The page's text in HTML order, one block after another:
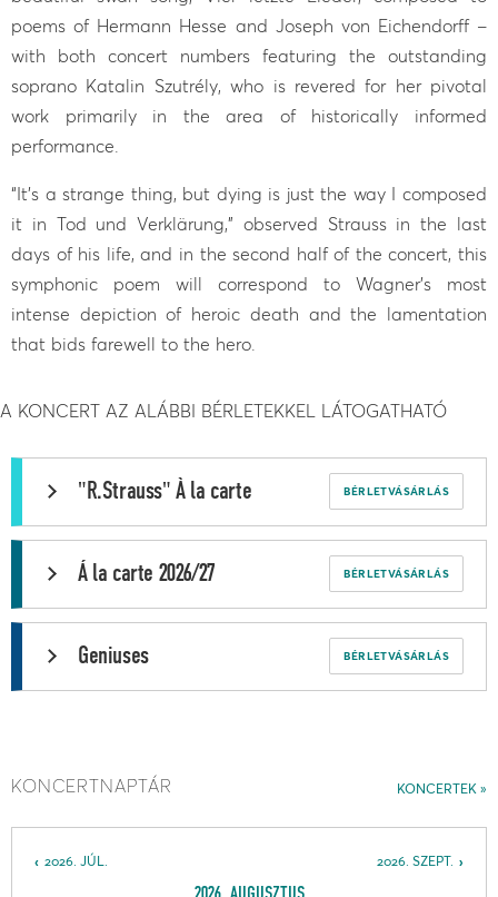
poems of Hermann Hesse and Joseph von Eichendorff –
with both concert numbers featuring the outstanding
soprano Katalin Szutrély, who is revered for her pivotal
work primarily in the area of historically informed
performance.
“It’s a strange thing, but dying is just the way I composed
it in Tod und Verklärung,” observed Strauss in the last
days of his life, and in the second half of the concert, this
symphonic poem will correspond to Wagner’s most
intense depiction of heroic death and the lamentation
that bids farewell to the hero.
A KONCERT AZ ALÁBBI BÉRLETEKKEL LÁTOGATHATÓ
BÉRLETVÁSÁRLÁS
"R.Strauss" À la carte
BÉRLETVÁSÁRLÁS
Á la carte 2026/27
BÉRLETVÁSÁRLÁS
Geniuses
KONCERTEK
KONCERTNAPTÁR
2026. SZEPT.
2026. JÚL.